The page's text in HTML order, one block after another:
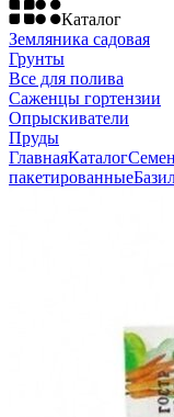
Каталог
Земляника садовая
Грунты
Все для полива
Саженцы гортензии
Опрыскиватели
Пруды
ГлавнаяКаталог
пакетированные